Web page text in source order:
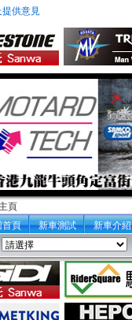
提供意見
頁
首頁
新車測試 新車介紹